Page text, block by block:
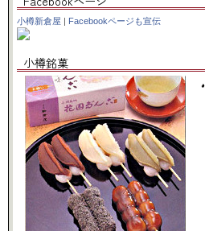
小樽新倉屋 | Facebookページも宣伝
小樽銘菓